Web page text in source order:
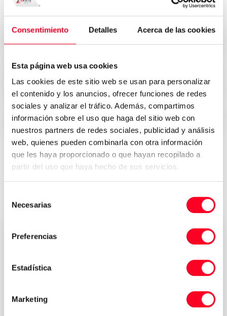
Consentimiento Detalles Acerca de las cookies
Esta página web usa cookies
Las cookies de este sitio web se usan para personalizar
el contenido y los anuncios, ofrecer funciones de redes
sociales y analizar el tráfico. Además, compartimos
información sobre el uso que haga del sitio web con
nuestros partners de redes sociales, publicidad y análisis
web, quienes pueden combinarla con otra información
que les haya proporcionado o que hayan recopilado a
partir del uso que haya hecho de sus servicios.
Necesarias
Preferencias
Estadística
Marketing
Привлекательные цены
Безопасность, доверие и
прозрачность
Немедленная доставка по всему миру
Отзывы тех, кто приобрел свой
董雁冰
我公司拥有一支专业而称职的团队。 我们的团队使
而令人满意。 此外，团队进行了完美的协调，以保证
购买过程！ 毋庸置疑，我们是您最可靠的合作伙伴。